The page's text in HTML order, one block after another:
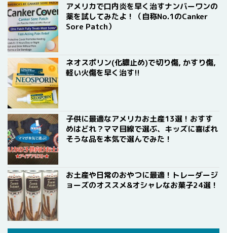
アメリカで口内炎を早く治すナンバーワンの
薬を試してみたよ！（自称No.1のCanker
Sore Patch）
ネオスポリン(化膿止め)で切り傷, かすり傷,
軽い火傷を早く治す!!
子供に最適なアメリカお土産13選！おすす
めはどれ？ママ目線で選ぶ、キッズに喜ばれ
そうな品を本気で選んでみた！
お土産や日常のおやつに最適！トレーダージ
ョーズのオススメ&オシャレなお菓子24選！